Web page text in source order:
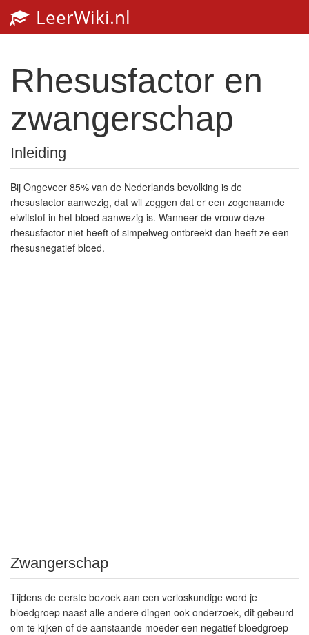
LeerWiki.nl
Rhesusfactor en
zwangerschap
Inleiding
Bij Ongeveer 85% van de Nederlands bevolking is de
rhesusfactor aanwezig, dat wil zeggen dat er een zogenaamde
eiwitstof in het bloed aanwezig is. Wanneer de vrouw deze
rhesusfactor niet heeft of simpelweg ontbreekt dan heeft ze een
rhesusnegatief bloed.
Zwangerschap
Tijdens de eerste bezoek aan een verloskundige word je
bloedgroep naast alle andere dingen ook onderzoek, dit gebeurd
om te kijken of de aanstaande moeder een negatief bloedgroep